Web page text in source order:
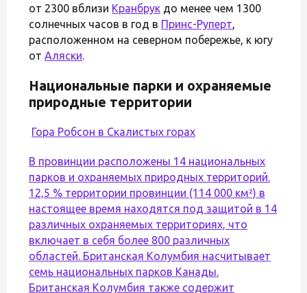
от 2300 вблизи Кранбрук до менее чем 1300
солнечных часов в год в Принс-Руперт,
расположенном на северном побережье, к югу
от Аляски.
Национальные парки и охраняемые
природные территории
Гора Робсон в Скалистых горах
В провинции расположены 14 национальных
парков и охраняемых природных территорий.
12,5 % территории провинции (114 000 км²) в
настоящее время находятся под защитой в 14
различных охраняемых территориях, что
включает в себя более 800 различных
областей. Британская Колумбия насчитывает
семь национальных парков Канады.
Британская Колумбия также содержит